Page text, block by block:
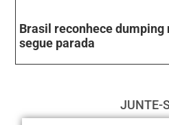
Brasil reconhece
segue parada
JUNTE-